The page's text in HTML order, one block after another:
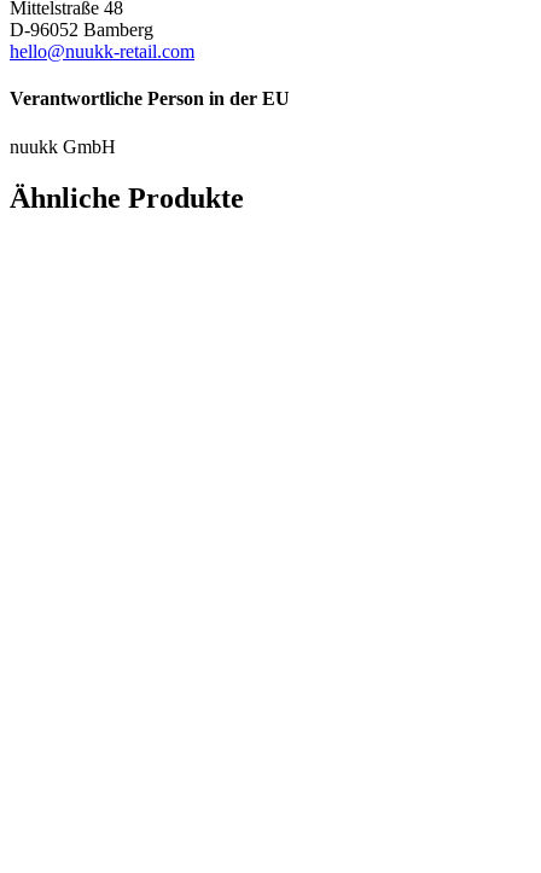
Mittelstraße 48
D-96052 Bamberg
hello@nuukk-retail.com
Verantwortliche Person in der EU
nuukk GmbH
Ähnliche Produkte